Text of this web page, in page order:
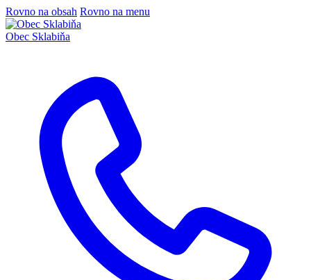
Rovno na obsah Rovno na menu
Obec Sklabiňa